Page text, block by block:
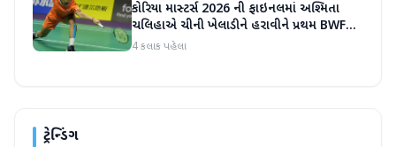
કોરિયા માસ્ટર્સ 2026 ની ફાઇનલમાં અશ્મિતા
ચલિહાએ ચીની ખેલાડીને હરાવીને પ્રથમ BWF
વર્લ્ડ ટૂર ટાઇટલ જીત્યું
4 કલાક પહેલા
ટ્રેન્ડિંગ